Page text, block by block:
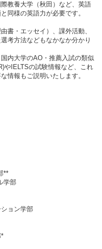
教養大学（秋田）など、英語
同様の英語力が必要です。
書・エッセイ）、課外活動、
考方法などもなかなか分かり
内大学のAO・推薦入試の類似
やIELTSの試験情報など、これ
情報もご説明いたします。
**
学部
ョン学部